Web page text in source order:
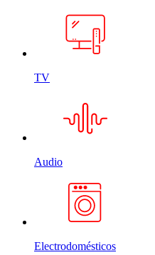
TV
Audio
Electrodomésticos